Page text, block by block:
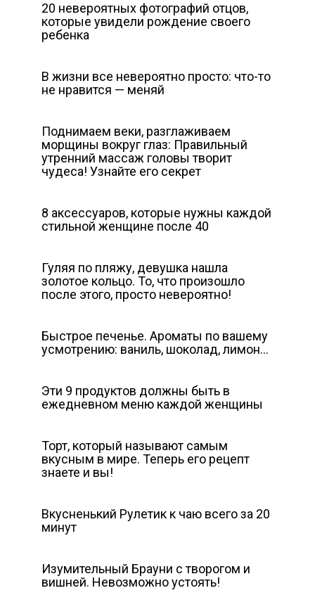
20 невероятных фотографий отцов,
которые увидели рождение своего
ребенка
В жизни все невероятно просто: что-то
не нравится — меняй
Поднимаем веки, разглаживаем
морщины вокруг глаз: Правильный
утренний массаж головы творит
чудеса! Узнайте его секрет
8 аксессуаров, которые нужны каждой
стильной женщине после 40
Гуляя по пляжу, девушка нашла
золотое кольцо. То, что произошло
после этого, просто невероятно!
Быстрое печенье. Ароматы по вашему
усмотрению: ваниль, шоколад, лимон…
Эти 9 продуктов должны быть в
ежедневном меню каждой женщины
Торт, который называют самым
вкусным в мире. Теперь его рецепт
знаете и вы!
Вкусненький Рулетик к чаю всего за 20
минут
Изумительный Брауни с творогом и
вишней. Невозможно устоять!